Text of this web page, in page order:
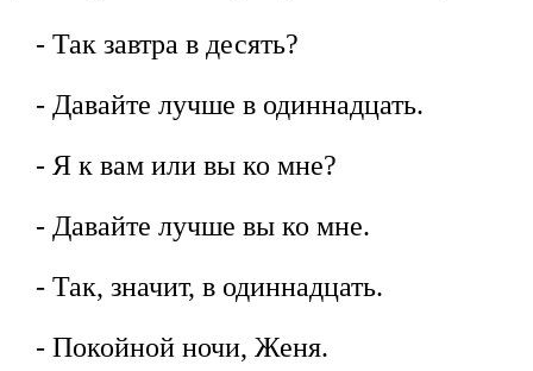
- Так завтра в десять?
- Давайте лучше в одиннадцать.
- Я к вам или вы ко мне?
- Давайте лучше вы ко мне.
- Так, значит, в одиннадцать.
- Покойной ночи, Женя.